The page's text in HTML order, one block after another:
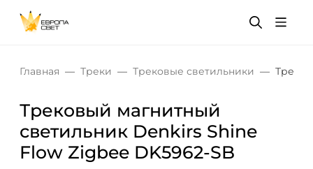
Главная Треки Трековые светильники
Трековый магнитный
светильник Denkirs Shine
Flow Zigbee DK5962-SB